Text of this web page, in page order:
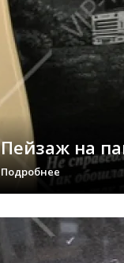
Пейзаж на
Подробнее